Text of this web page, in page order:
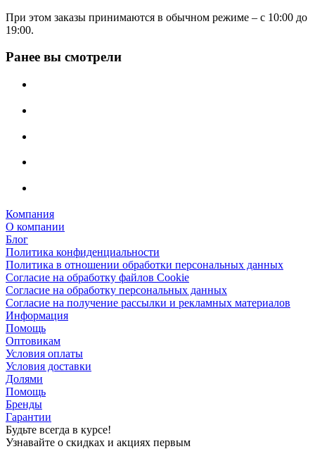
При этом заказы принимаются в обычном режиме – с 10:00 до
19:00.
Ранее вы смотрели
Компания
О компании
Блог
Политика конфиденциальности
Политика в отношении обработки персональных данных
Согласие на обработку файлов Cookie
Согласие на обработку персональных данных
Согласие на получение рассылки и рекламных материалов
Информация
Помощь
Оптовикам
Условия оплаты
Условия доставки
Долями
Помощь
Бренды
Гарантии
Будьте всегда в курсе!
Узнавайте о скидках и акциях первым